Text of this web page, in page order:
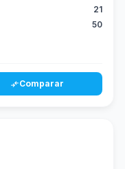
21
50
compare_arrowsComparar